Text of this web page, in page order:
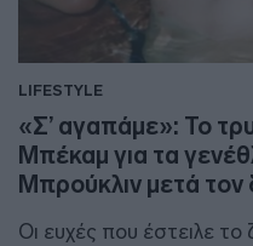
LIFESTYLE
«Σ’ αγαπάμε»: Το
Μπέκαμ για τα
Μπρούκλιν μετά
Οι ευχές που έστειλε το